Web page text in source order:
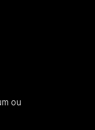
ou